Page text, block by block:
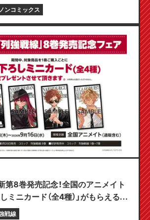
ンコミックス
第8巻発売記念！全国のアニメイト
ミニカード（全4種）」がもらえる限
日より開催決定！
戦線